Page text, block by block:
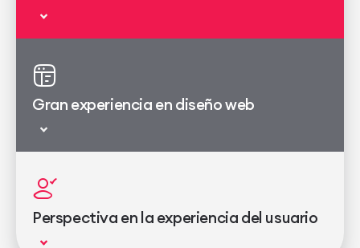
Gran experiencia en diseño web
Perspectiva en la experiencia del usuario